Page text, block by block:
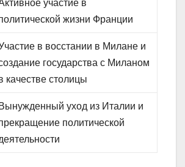
участие в
жизни Франции
в восстании в Милане и
государства с Миланом
качестве столицы
Вынужденный уход из Италии и
политической